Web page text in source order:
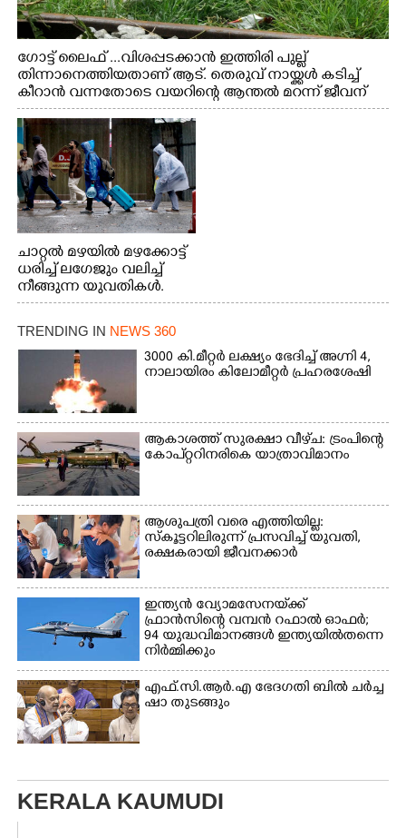
ഗോട്ട് ലൈഫ് ...വിശപ്പടക്കാൻ ഇത്തിരി പുല്ല്
തിന്നാനെത്തിയതാണ് ആട്. തെരുവ് നായ്ക്കൾ കടിച്ച്
കീറാൻ വന്നതോടെ വയറിന്റെ ആന്തൽ മറന്ന് ജീവന്
വേണ്ടിയായി ഓട്ടം. എറണാകുളം വാത്തുരുത്തിയിൽ
നിന്നുള്ള കാഴ്ച
ചാറ്റൽ മഴയിൽ മഴക്കോട്ട്
ധരിച്ച് ലഗേജും വലിച്ച്
നീങ്ങുന്ന യുവതികൾ.
എറണാകുളം മേനകയിൽ
നിന്നുള്ള കാഴ്ച
TRENDING IN NEWS 360
3000 കി.മീറ്റർ ലക്ഷ്യം ഭേദിച്ച് അഗ്നി 4,
നാലായിരം കിലോമീറ്റർ പ്രഹരശേഷി
ആകാശത്ത് സുരക്ഷാ വീഴ്‌ച: ട്രംപിന്റെ
കോ‌പ്‌റ്ററിനരികെ യാത്രാവിമാനം
ആശുപത്രി വരെ എത്തിയില്ല:
സ്കൂട്ടറിലിരുന്ന് പ്രസവിച്ച് യുവതി,
രക്ഷകരായി ജീവനക്കാർ
ഇന്ത്യൻ വ്യോമസേനയ്‌ക്ക്
ഫ്രാൻസിന്റെ വമ്പൻ റഫാൽ ഓഫർ;
94 യുദ്ധവിമാനങ്ങൾ ഇന്ത്യയിൽതന്നെ
നിർ‌മ്മിക്കും
എ​ഫ്.​സി.​ആ​ർ.​എ​ ​ഭേ​ദ​ഗ​തി​ ​ബിൽ ച​ർ​ച്ച​
​ഷാ​ ​തുടങ്ങും
KERALA KAUMUDI